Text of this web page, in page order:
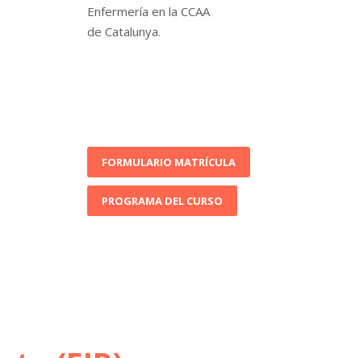
Enfermería en la CCAA
de Catalunya.
FORMULARIO MATRÍCULA
PROGRAMA DEL CURSO